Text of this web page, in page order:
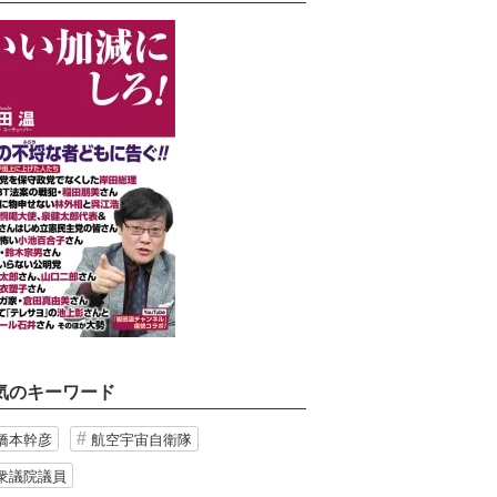
のキーワード
本幹彦 航空宇宙自衛隊
議院議員